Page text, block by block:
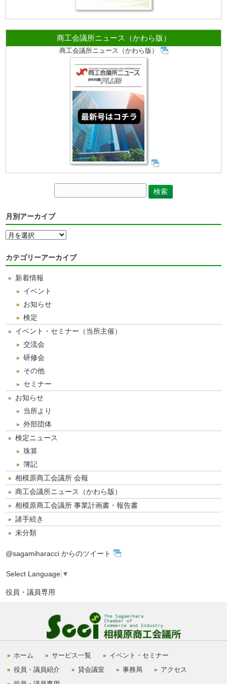
商工会議所ニュース（かわら版）
商工会議所ニュース（かわら版）
月別アーカイブ
月
ー
イ
カテゴリーアーカイブ
新着情報
イベント
お知らせ
検定
イベント・セミナー（当所主催）
交流会
研修会
その他
セミナー
お知らせ
当所より
外部団体
検定ニュース
珠算
簿記
相模原商工会議所 会報
商工会議所ニュース（かわら版）
相模原商工会議所 事業計画書・報告書
諸手続き
未分類
@sagamiharacci からのツイート
Select Language ▼
役員・議員専用
ホーム サービス一覧
イベント・セミナー
役員・議員紹介
貸会議室 事務局
アクセス